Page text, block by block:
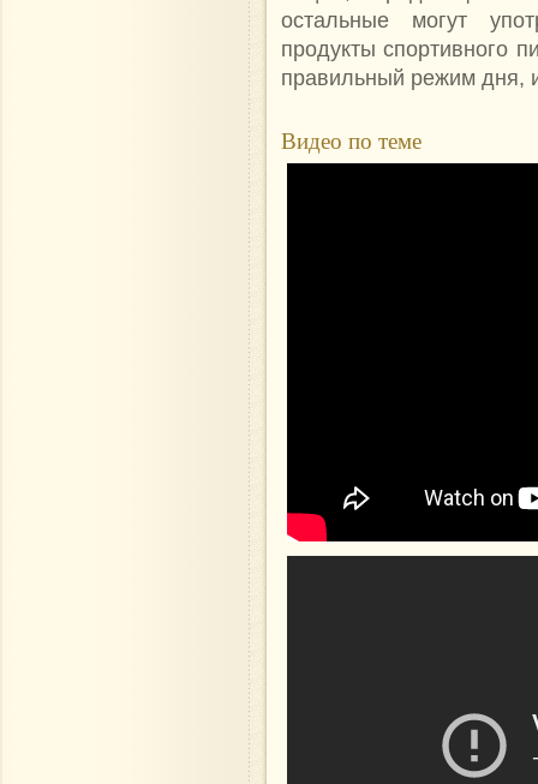
остальные могут
продукты спортивного
правильный режим дня,
Видео по теме